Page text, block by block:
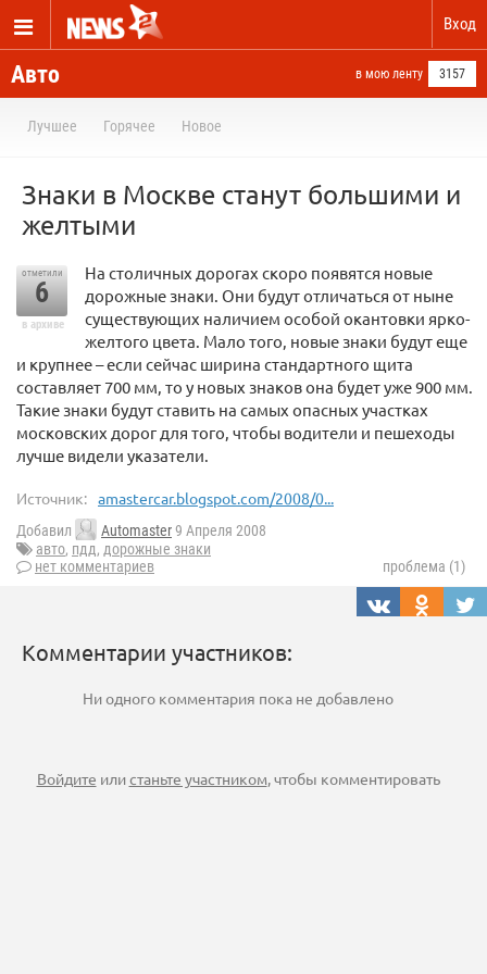
Вход
Авто в мою ленту 3157
Лучшее Горячее Новое
Знаки в Москве станут большими и
желтыми
отметили
6
в архиве
На столичных дорогах скоро появятся новые
дорожные знаки. Они будут отличаться от ныне
существующих наличием особой окантовки ярко-
желтого цвета. Мало того, новые знаки будут еще
и крупнее – если сейчас ширина стандартного щита
составляет 700 мм, то у новых знаков она будет уже 900 мм.
Такие знаки будут ставить на самых опасных участках
московских дорог для того, чтобы водители и пешеходы
лучше видели указатели.
Источник: amastercar.blogspot.com/2008/0...
Добавил Automaster9 Апреля 2008
авто, пдд, дорожные знаки
нет комментариев
проблема (1)
Комментарии участников:
Ни одного комментария пока не добавлено
Войдите илистаньте участником, чтобы комментировать